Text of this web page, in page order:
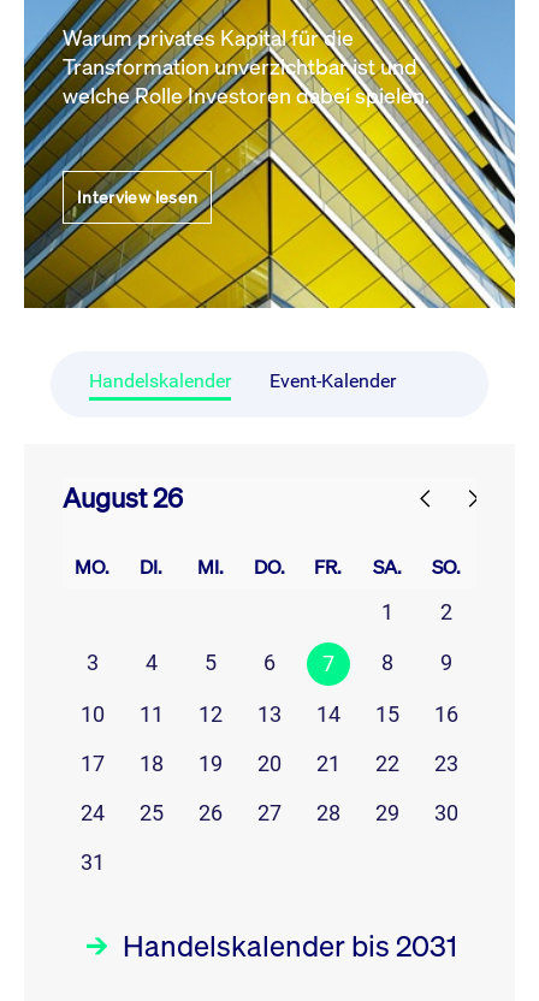
Warum privates Kapital für die
Transformation unverzichtbar ist und
welche Rolle Investoren dabei spielen.
Interview lesen
Handelskalender Event-Kalender
August 26
MO. DI. MI. DO. FR. SA. SO.
1
2
3
4 5 6 7 8 9
10 11 12 13 14 15
16
17
18 19 20 21 22
23
24
25 26 27 28 29
30
31
Handelskalender bis 2031